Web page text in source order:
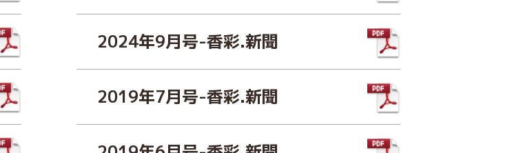
2024年9月号-香彩.新聞
2019年7月号-香彩.新聞